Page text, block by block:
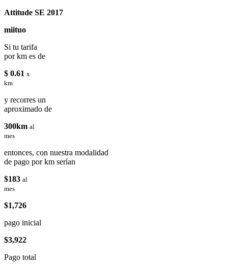
Attitude SE 2017
miituo
Si tu tarifa
por km es de
$ 0.61 x
km
y recorres un
aproximado de
300km al
mes
entonces, con nuestra modalidad
de pago por km serían
$183 al
mes
$1,726
pago inicial
$3,922
Pago total